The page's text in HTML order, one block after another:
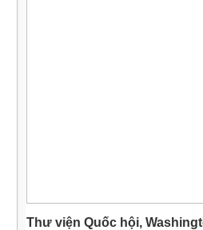
Thư viện Quốc hội,